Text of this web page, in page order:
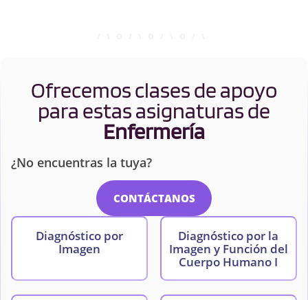
Ofrecemos clases de apoyo
para estas asignaturas de
Enfermería
¿No encuentras la tuya?
CONTÁCTANOS
Diagnóstico por
Imagen
Diagnóstico por la
Imagen y Función del
Cuerpo Humano I